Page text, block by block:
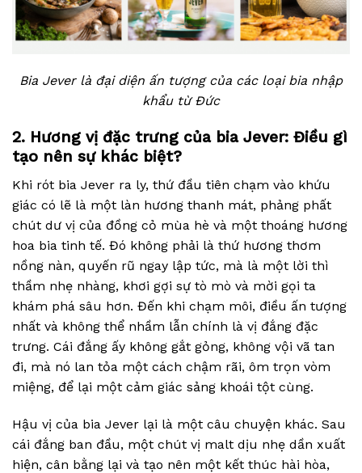
Bia Jever là đại diện ấn tượng của các loại bia nhập
khẩu từ Đức
2. Hương vị đặc trưng của bia Jever: Điều gì
tạo nên sự khác biệt?
Khi rót bia Jever ra ly, thứ đầu tiên chạm vào khứu
giác có lẽ là một làn hương thanh mát, phảng phất
chút dư vị của đồng cỏ mùa hè và một thoáng hương
hoa bia tinh tế. Đó không phải là thứ hương thơm
nồng nàn, quyến rũ ngay lập tức, mà là một lời thì
thầm nhẹ nhàng, khơi gợi sự tò mò và mời gọi ta
khám phá sâu hơn. Đến khi chạm môi, điều ấn tượng
nhất và không thể nhầm lẫn chính là vị đắng đặc
trưng. Cái đắng ấy không gắt gỏng, không vội vã tan
đi, mà nó lan tỏa một cách chậm rãi, ôm trọn vòm
miệng, để lại một cảm giác sảng khoái tột cùng.
Hậu vị của bia Jever lại là một câu chuyện khác. Sau
cái đắng ban đầu, một chút vị malt dịu nhẹ dần xuất
hiện, cân bằng lại và tạo nên một kết thúc hài hòa,